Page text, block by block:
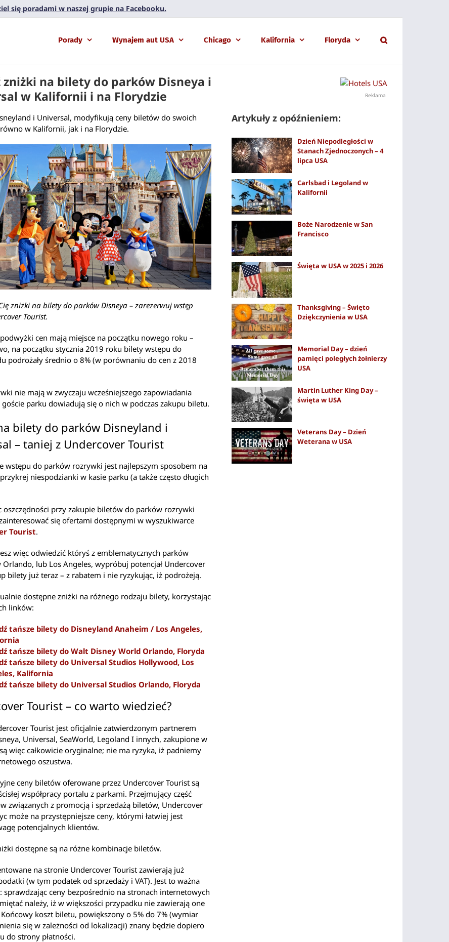
się poradami w naszej grupie na Facebooku.
Porady Wynajem aut USA Chicago Kalifornia Floryda
zniżki na bilety do parków Disneya i
w Kalifornii i na Florydzie
i Universal, modyfikują ceny biletów do swoich
w Kalifornii, jak i na Florydzie.
zniżki na bilety do parków Disneya – zarezerwuj wstęp
Tourist.
cen mają miejsce na początku nowego roku –
na początku stycznia 2019 roku bilety wstępu do
podrożały średnio o 8% (w porównaniu do cen z 2018
nie mają w zwyczaju wcześniejszego zapowiadania
goście parku dowiadują się o nich w podczas zakupu biletu.
bilety do parków Disneyland i
– taniej z Undercover Tourist
wstępu do parków rozrywki jest najlepszym sposobem na
niespodzianki w kasie parku (a także często długich
oszczędności przy zakupie biletów do parków rozrywki
się ofertami dostępnymi w wyszukiwarce
Tourist.
więc odwiedzić któryś z emblematycznych parków
lub Los Angeles, wypróbuj potencjał Undercover
bilety już teraz – z rabatem i nie ryzykując, iż podrożeją.
dostępne zniżki na różnego rodzaju bilety, korzystając
linków:
tańsze bilety do Disneyland Anaheim / Los Angeles,
tańsze bilety do Walt Disney World Orlando, Floryda
tańsze bilety do Universal Studios Hollywood, Los
Kalifornia
tańsze bilety do Universal Studios Orlando, Floryda
Tourist – co warto wiedzieć?
Tourist jest oficjalnie zatwierdzonym partnerem
Universal, SeaWorld, Legoland I innych, zakupione w
więc całkowicie oryginalne; nie ma ryzyka, iż padniemy
oszustwa.
ceny biletów oferowane przez Undercover Tourist są
współpracy portalu z parkami. Przejmujący część
związanych z promocją i sprzedażą biletów, Undercover
może na przystępniejsze ceny, którymi łatwiej jest
potencjalnych klientów.
dostępne są na różne kombinacje biletów.
na stronie Undercover Tourist zawierają już
(w tym podatek od sprzedaży i VAT). Jest to ważna
sprawdzając ceny bezpośrednio na stronach internetowych
należy, iż w większości przypadku nie zawierają one
koszt biletu, powiększony o 5% do 7% (wymiar
się w zależności od lokalizacji) znany będzie dopiero
do strony płatności.
Reklama
Artykuły z opóźnieniem:
Dzień Niepodległości w
Stanach Zjednoczonych – 4
lipca USA
Carlsbad i Legoland w
Kalifornii
Boże Narodzenie w San
Francisco
Święta w USA w 2025 i 2026
Thanksgiving – Święto
Dziękczynienia w USA
Memorial Day – dzień
pamięci poległych żołnierzy
USA
Martin Luther King Day –
święta w USA
Veterans Day – Dzień
Weterana w USA